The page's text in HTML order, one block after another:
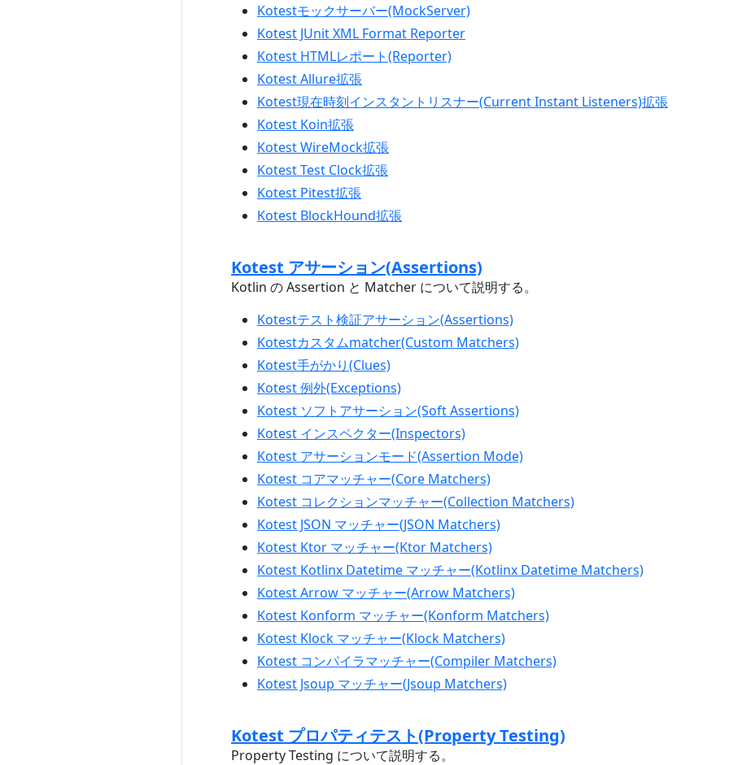
Kotestモックサーバー(MockServer)
Kotest JUnit XML Format Reporter
Kotest HTMLレポート(Reporter)
Kotest Allure拡張
Kotest現在時刻インスタントリスナー(Current Instant Listeners)拡張
Kotest Koin拡張
Kotest WireMock拡張
Kotest Test Clock拡張
Kotest Pitest拡張
Kotest BlockHound拡張
Kotest アサーション(Assertions)
Kotlin の Assertion と Matcher について説明する。
Kotestテスト検証アサーション(Assertions)
Kotestカスタムmatcher(Custom Matchers)
Kotest手がかり(Clues)
Kotest 例外(Exceptions)
Kotest ソフトアサーション(Soft Assertions)
Kotest インスペクター(Inspectors)
Kotest アサーションモード(Assertion Mode)
Kotest コアマッチャー(Core Matchers)
Kotest コレクションマッチャー(Collection Matchers)
Kotest JSON マッチャー(JSON Matchers)
Kotest Ktor マッチャー(Ktor Matchers)
Kotest Kotlinx Datetime マッチャー(Kotlinx Datetime Matchers)
Kotest Arrow マッチャー(Arrow Matchers)
Kotest Konform マッチャー(Konform Matchers)
Kotest Klock マッチャー(Klock Matchers)
Kotest コンパイラマッチャー(Compiler Matchers)
Kotest Jsoup マッチャー(Jsoup Matchers)
Kotest プロパティテスト(Property Testing)
Property Testing について説明する。